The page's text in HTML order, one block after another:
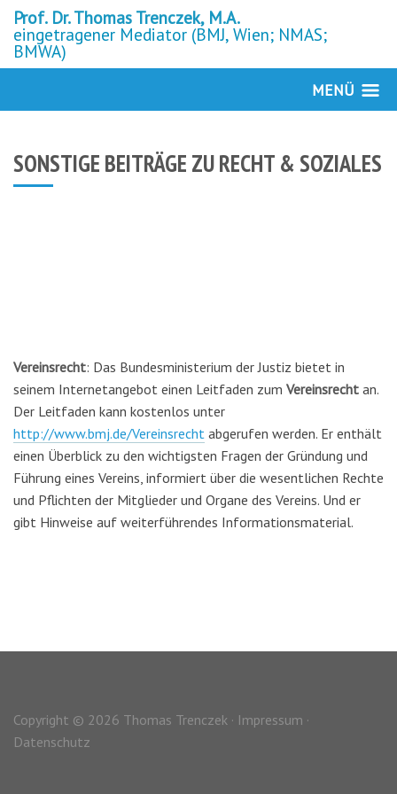
Prof. Dr. Thomas Trenczek, M.A.
eingetragener Mediator (BMJ, Wien; NMAS;
BMWA)
MENÜ
SONSTIGE BEITRÄGE ZU RECHT & SOZIALES
Vereinsrecht: Das Bundesministerium der Justiz bietet in
seinem Internetangebot einen Leitfaden zum Vereinsrecht an.
Der Leitfaden kann kostenlos unter
http://www.bmj.de/Vereinsrecht abgerufen werden. Er enthält
einen Überblick zu den wichtigsten Fragen der Gründung und
Führung eines Vereins, informiert über die wesentlichen Rechte
und Pflichten der Mitglieder und Organe des Vereins. Und er
gibt Hinweise auf weiterführendes Informationsmaterial.
Copyright © 2026 Thomas Trenczek · Impressum ·
Datenschutz